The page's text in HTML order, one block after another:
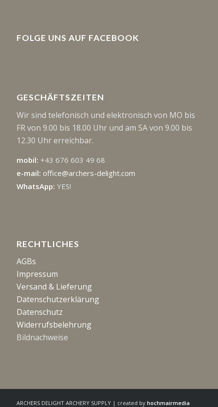
FOLGE UNS AUF FACEBOOK
GESCHÄFTSZEITEN
Wir sind telefonisch und elektronisch von MO bis
FR von 9.00 bis 18.00 Uhr und am SA von 9.00 bis
12.30 Uhr erreichbar.
mobil: +43 676 603 49 68
e-mail: office@archers-delight.com
WhatsApp: YES!
RECHTLICHES
AGBs
Impressum
Versand & Lieferung
Datenschutzerklärung
Datenschutz
Widerrufsbelehrung
Bildnachweise
ARCHERS DELIGHT ARCHERY SUPPLY | created by hochmairmedia